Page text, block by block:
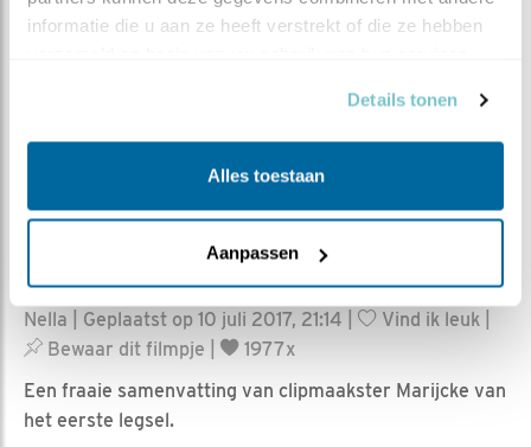
informatie die u aan ze heeft verstrekt of die ze hebben
Details tonen
Alles toestaan
Aanpassen
DEEL DIT FILMPJE
Samenvatting ijsvogel 2017
Nella | Geplaatst op 10 juli 2017, 21:14 | Vind ik leuk
Bewaar dit filmpje
1977x
Een fraaie samenvatting van clipmaakster Marijcke van
het eerste legsel.